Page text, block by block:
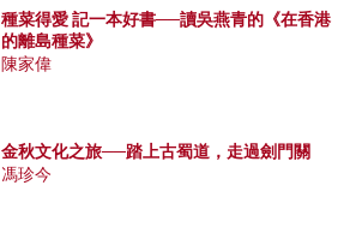
種菜得愛 記一本好書──讀吳燕青的《在香港
的離島種菜》
陳家偉
金秋文化之旅──踏上古蜀道，走過劍門關
馮珍今